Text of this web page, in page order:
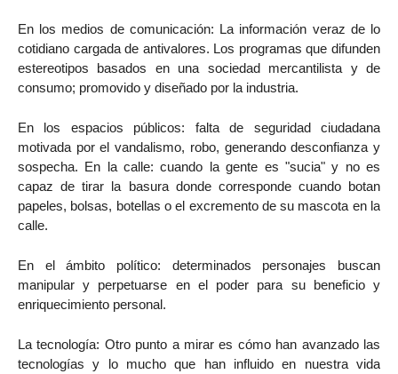
En los medios de comunicación: La información veraz de lo
cotidiano cargada de antivalores. Los programas que difunden
estereotipos basados en una sociedad mercantilista y de
consumo; promovido y diseñado por la industria.
En los espacios públicos: falta de seguridad ciudadana
motivada por el vandalismo, robo, generando desconfianza y
sospecha. En la calle: cuando la gente es "sucia" y no es
capaz de tirar la basura donde corresponde cuando botan
papeles, bolsas, botellas o el excremento de su mascota en la
calle.
En el ámbito político: determinados personajes buscan
manipular y perpetuarse en el poder para su beneficio y
enriquecimiento personal.
La tecnología: Otro punto a mirar es cómo han avanzado las
tecnologías y lo mucho que han influido en nuestra vida